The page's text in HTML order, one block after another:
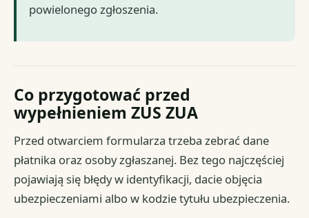
powielonego zgłoszenia.
Co przygotować przed
wypełnieniem ZUS ZUA
Przed otwarciem formularza trzeba zebrać dane
płatnika oraz osoby zgłaszanej. Bez tego najczęściej
pojawiają się błędy w identyfikacji, dacie objęcia
ubezpieczeniami albo w kodzie tytułu ubezpieczenia.